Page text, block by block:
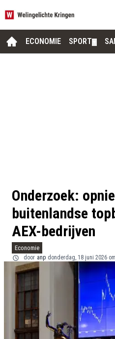
ECONOMIE SPORT
Onderzoek:
buitenlandse
AEX-bedrijven
Economie
door anp donderdag, 18 juni 2026